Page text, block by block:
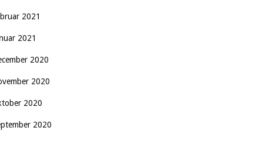
2021
2021
2020
2020
2020
2020